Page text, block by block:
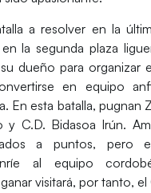
a resolver en la
la segunda plaza
dueño para organizar
en equipo
En esta batalla, pugnan
y C.D. Bidasoa Irún.
a puntos, pero
al equipo
visitará, por tanto, el